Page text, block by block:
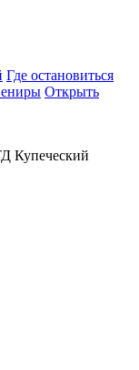
Где остановиться
Открыть
Купеческий